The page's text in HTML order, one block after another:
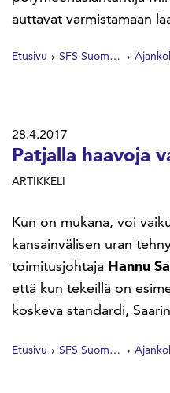
auttavat varmistamaan
Etusivu SFS Suomen Standardit
28.4.2017
Patjalla haavoja
ARTIKKELI
Kun on mukana, voi
kansainvälisen uran
toimitusjohtaja Hannu
että kun tekeillä on
koskeva standardi,
Etusivu SFS Suomen Standardit